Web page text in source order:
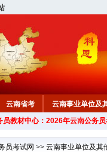
云南省考 云南事业单位及
员教材中心：2026年云南公务
员考试网 >> 云南事业单位及其